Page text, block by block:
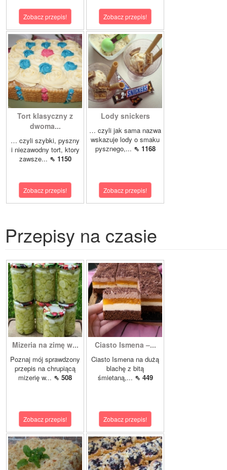
Zobacz przepis! Zobacz przepis!
Tort klasyczny z
dwoma...
… czyli szybki, pyszny
i niezawodny tort, ktory
zawsze... ⇖ 1150
Zobacz przepis!
Lody snickers
… czyli jak sama nazwa
wskazuje lody o smaku
pysznego,... ⇖ 1168
Zobacz przepis!
Przepisy na czasie
Mizeria na zimę w...
Poznaj mój sprawdzony
przepis na chrupiącą
mizerię w... ⇖ 508
Zobacz przepis!
Ciasto Ismena –...
Ciasto Ismena na dużą
blachę z bitą
śmietaną,... ⇖ 449
Zobacz przepis!